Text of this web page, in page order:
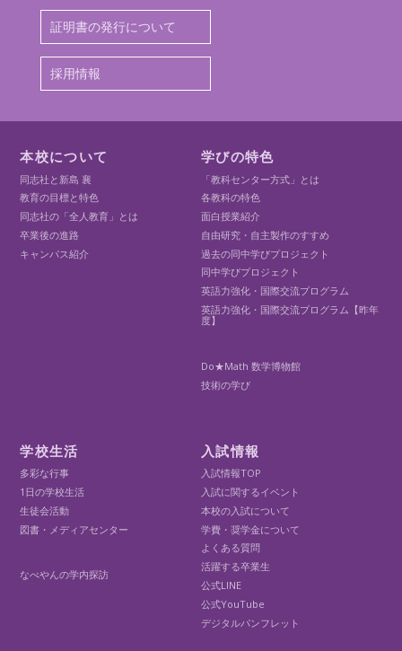
証明書の発行について
採用情報
本校について
同志社と新島 襄
教育の目標と特色
同志社の「全人教育」とは
卒業後の進路
キャンパス紹介
学びの特色
「教科センター方式」とは
各教科の特色
面白授業紹介
自由研究・自主製作のすすめ
過去の同中学びプロジェクト
同中学びプロジェクト
英語力強化・国際交流プログラム
英語力強化・国際交流プログラム【昨年
度】
Do★Math 数学博物館
技術の学び
学校生活
多彩な行事
1日の学校生活
生徒会活動
図書・メディアセンター
なべやんの学内探訪
入試情報
入試情報TOP
入試に関するイベント
本校の入試について
学費・奨学金について
よくある質問
活躍する卒業生
公式LINE
公式YouTube
デジタルパンフレット